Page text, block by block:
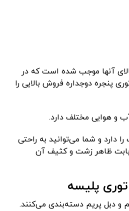
آنها موجب شده است که در
پنجره دوجداره فروش بالایی را
و هوایی مختلف دارد.
دارد و شما می‌توانید به راحتی
بابت ظاهر زشت و کثیف آن
پلیسه
و دبل پریم دسته‌بندی می‌کنند.